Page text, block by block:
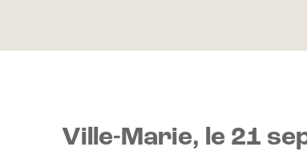
Ville-Marie, le 21